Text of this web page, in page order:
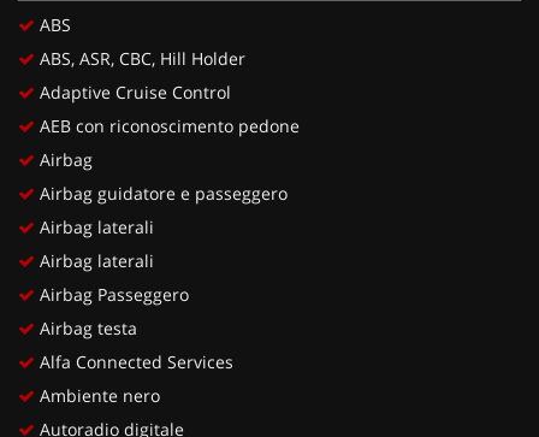
ABS
ABS, ASR, CBC, Hill Holder
Adaptive Cruise Control
AEB con riconoscimento pedone
Airbag
Airbag guidatore e passeggero
Airbag laterali
Airbag laterali
Airbag Passeggero
Airbag testa
Alfa Connected Services
Ambiente nero
Autoradio digitale